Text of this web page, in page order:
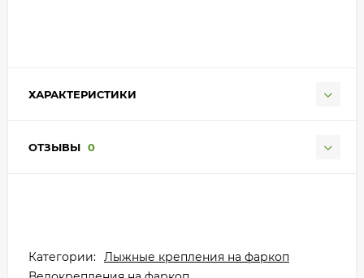
ХАРАКТЕРИСТИКИ
ОТЗЫВЫ 0
Категории: Лыжные крепления на фаркоп